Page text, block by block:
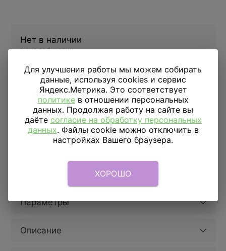
Нет в наличии
Цена за 1 шарик
Подобрать аналог
ДОСТАВКАПО МОСКВЕ
Доставка в пределах МКАД 590 руб.
5%
Параметры
Описание
Для улучшения работы мы можем собирать
данные, используя cookies и сервис
Яндекс.Метрика. Это соответствует
политикев отношении персональных
данных. Продолжая работу на сайте вы
даёте согласие на обработку персональных
данных. Файлы cookie можно отключить в
настройках Вашего браузера.
ХОРОШО